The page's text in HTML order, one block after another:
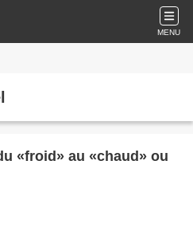
MENU
«froid» au «chaud» ou